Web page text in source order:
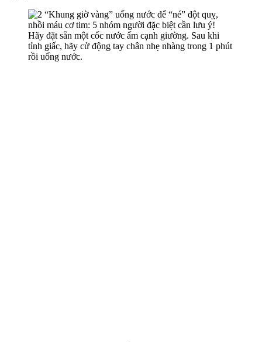
Hãy đặt sẵn một cốc nước ấm cạnh giường. Sau khi
tỉnh giấc, hãy cử động tay chân nhẹ nhàng trong 1 phút
rồi uống nước.